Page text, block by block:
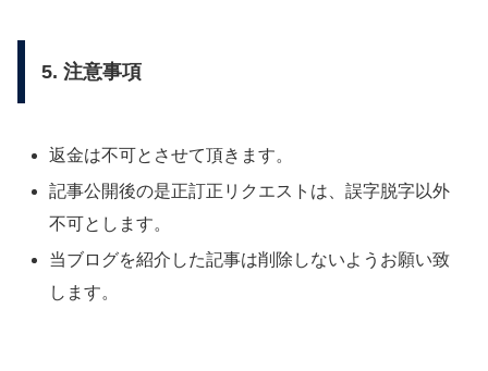
5. 注意事項
返金は不可とさせて頂きます。
記事公開後の是正訂正リクエストは、誤字脱字以外
不可とします。
当ブログを紹介した記事は削除しないようお願い致
します。